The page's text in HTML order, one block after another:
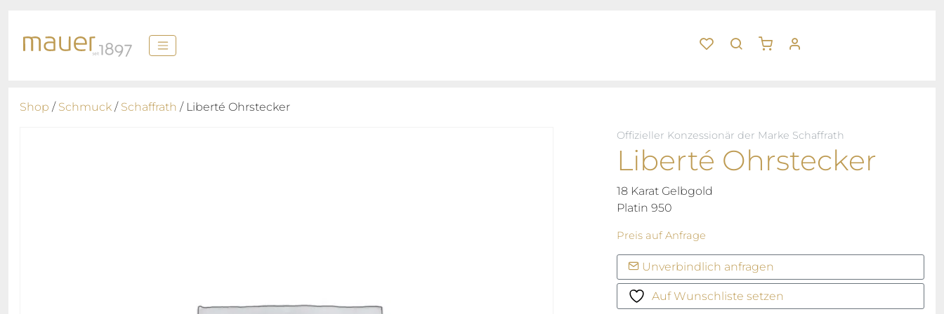
Shop / Schmuck / Schaffrath / Liberté Ohrstecker
Offizieller Konzessionär der Marke Schaffrath
Liberté Ohrstecker
18 Karat Gelbgold
Platin 950
Preis auf Anfrage
Unverbindlich anfragen
Auf Wunschliste setzen